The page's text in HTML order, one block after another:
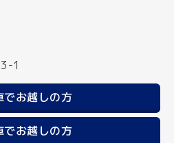
1
でお越しの方
でお越しの方